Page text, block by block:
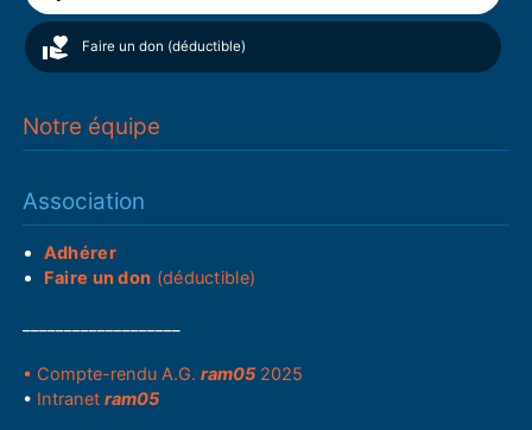
Faire un don (déductible)
Notre équipe
Association
Adhérer
Faire un don (déductible)
• Compte-rendu A.G.ram05 2025
• Intranetram05